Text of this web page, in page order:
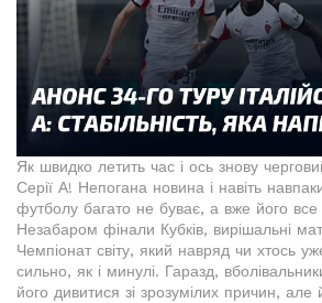
Як швидко летить час і ось знову
Серії А! Непогана новина і навіть
футболу багато не буває, а вже його
Незабаром фінали Кубків, вирішальні
Чемпіонат світу, який навряд чи хтось
сильно, як і минулі. Гаразд,
його дивитися зі зрозумілих причин, але